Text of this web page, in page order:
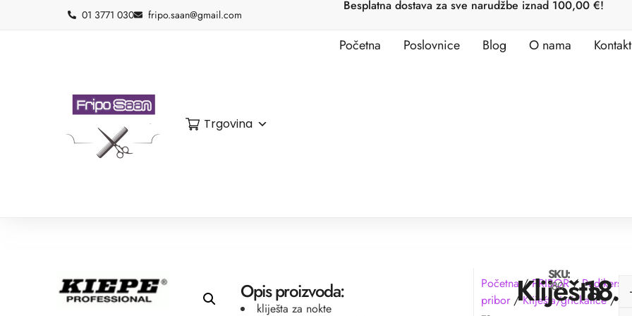
01 3771 030 fripo.saan@gmail.com
Besplatna dostava za sve narudžbe iznad 100,00 €!
Trgovina
Početna Poslovnice Blog O nama Kontakt
Opis proizvoda:
kliješta za nokte
Početna/PRIBOR/Pedikerski
pribor /Kliješta/grickalice/
Kliješta
SKU:
180 -